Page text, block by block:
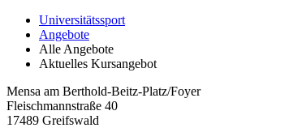
Universitätssport
Angebote
Alle Angebote
Aktuelles Kursangebot
Mensa am Berthold-Beitz-Platz/Foyer
Fleischmannstraße 40
17489 Greifswald